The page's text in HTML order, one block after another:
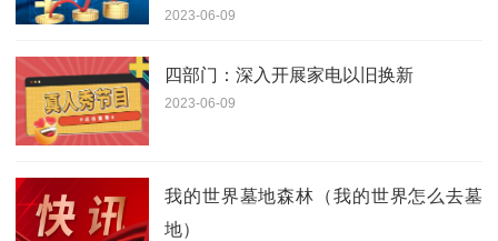
2023-06-09
四部门：深入开展家电以旧换新
2023-06-09
我的世界墓地森林（我的世界怎么去墓
地）